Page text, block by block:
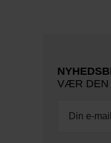
VÆR DEN